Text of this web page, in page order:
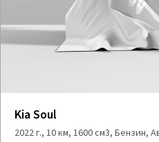
Kia Soul
2022 г., 10 км, 1600 см3, Бензин,